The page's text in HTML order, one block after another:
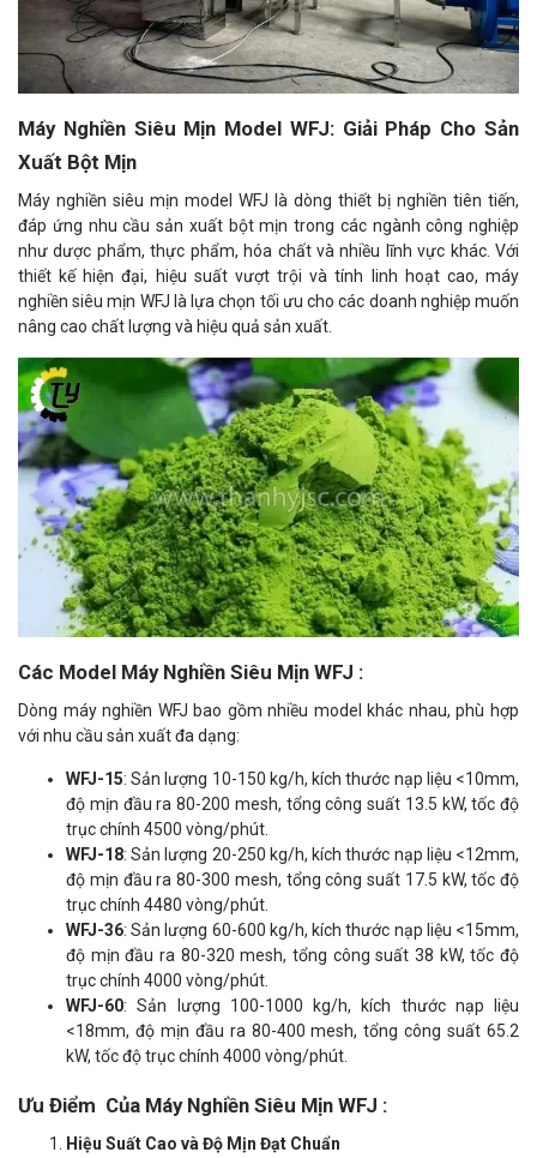
Máy Nghiền Siêu Mịn Model WFJ: Giải Pháp Cho Sản
Xuất Bột Mịn
Máy nghiền siêu mịn model WFJ là dòng thiết bị nghiền tiên tiến,
đáp ứng nhu cầu sản xuất bột mịn trong các ngành công nghiệp
như dược phẩm, thực phẩm, hóa chất và nhiều lĩnh vực khác. Với
thiết kế hiện đại, hiệu suất vượt trội và tính linh hoạt cao, máy
nghiền siêu mịn WFJ là lựa chọn tối ưu cho các doanh nghiệp muốn
nâng cao chất lượng và hiệu quả sản xuất.
Các Model Máy Nghiền Siêu Mịn WFJ :
Dòng máy nghiền WFJ bao gồm nhiều model khác nhau, phù hợp
với nhu cầu sản xuất đa dạng:
WFJ-15: Sản lượng 10-150 kg/h, kích thước nạp liệu <10mm,
độ mịn đầu ra 80-200 mesh, tổng công suất 13.5 kW, tốc độ
trục chính 4500 vòng/phút.
WFJ-18: Sản lượng 20-250 kg/h, kích thước nạp liệu <12mm,
độ mịn đầu ra 80-300 mesh, tổng công suất 17.5 kW, tốc độ
trục chính 4480 vòng/phút.
WFJ-36: Sản lượng 60-600 kg/h, kích thước nạp liệu <15mm,
độ mịn đầu ra 80-320 mesh, tổng công suất 38 kW, tốc độ
trục chính 4000 vòng/phút.
WFJ-60: Sản lượng 100-1000 kg/h, kích thước nạp liệu
<18mm, độ mịn đầu ra 80-400 mesh, tổng công suất 65.2
kW, tốc độ trục chính 4000 vòng/phút.
Ưu Điểm Của Máy Nghiền Siêu Mịn WFJ :
Hiệu Suất Cao và Độ Mịn Đạt Chuẩn